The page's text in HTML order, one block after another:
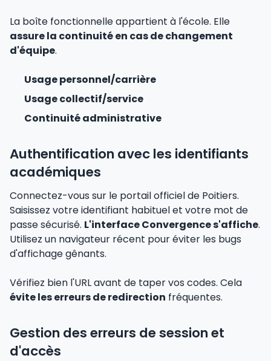
La boîte fonctionnelle appartient à l'école. Elle
assure la continuité en cas de changement
d'équipe.
Usage personnel/carrière
Usage collectif/service
Continuité administrative
Authentification avec les identifiants
académiques
Connectez-vous sur le portail officiel de Poitiers.
Saisissez votre identifiant habituel et votre mot de
passe sécurisé. L'interface Convergence s'affiche.
Utilisez un navigateur récent pour éviter les bugs
d'affichage gênants.
Vérifiez bien l'URL avant de taper vos codes. Cela
évite les erreurs de redirection fréquentes.
Gestion des erreurs de session et
d'accès